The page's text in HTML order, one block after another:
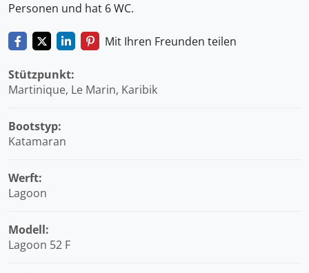
Personen und hat 6 WC.
Mit Ihren Freunden teilen
Stützpunkt:
Martinique, Le Marin, Karibik
Bootstyp:
Katamaran
Werft:
Lagoon
Modell:
Lagoon 52 F